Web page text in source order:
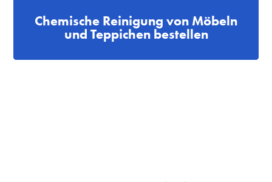
Chemische Reinigung von Möbeln
und Teppichen bestellen